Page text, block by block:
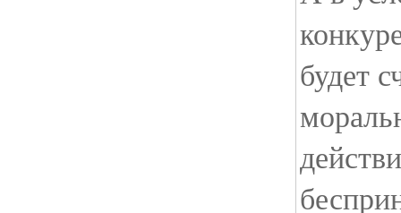
будет